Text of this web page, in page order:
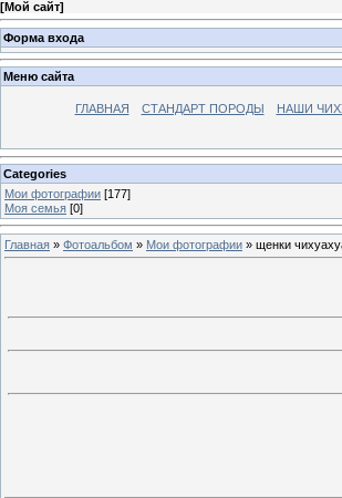
[Мой сайт]
Форма входа
Меню сайта
ГЛАВНАЯ СТАНДАРТ ПОРОДЫ НАШИ
Categories
Мои фотографии [177]
Моя семья [0]
Главная » Фотоальбом » Мои фотографии » щенки